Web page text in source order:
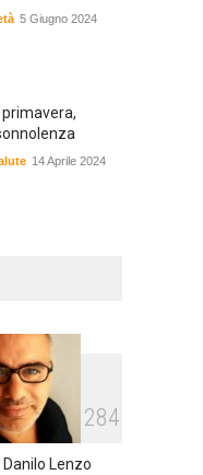
5 Giugno 2024
14 Aprile 2024
del buio?
1 Aprile 2024284
Danilo Lenzo